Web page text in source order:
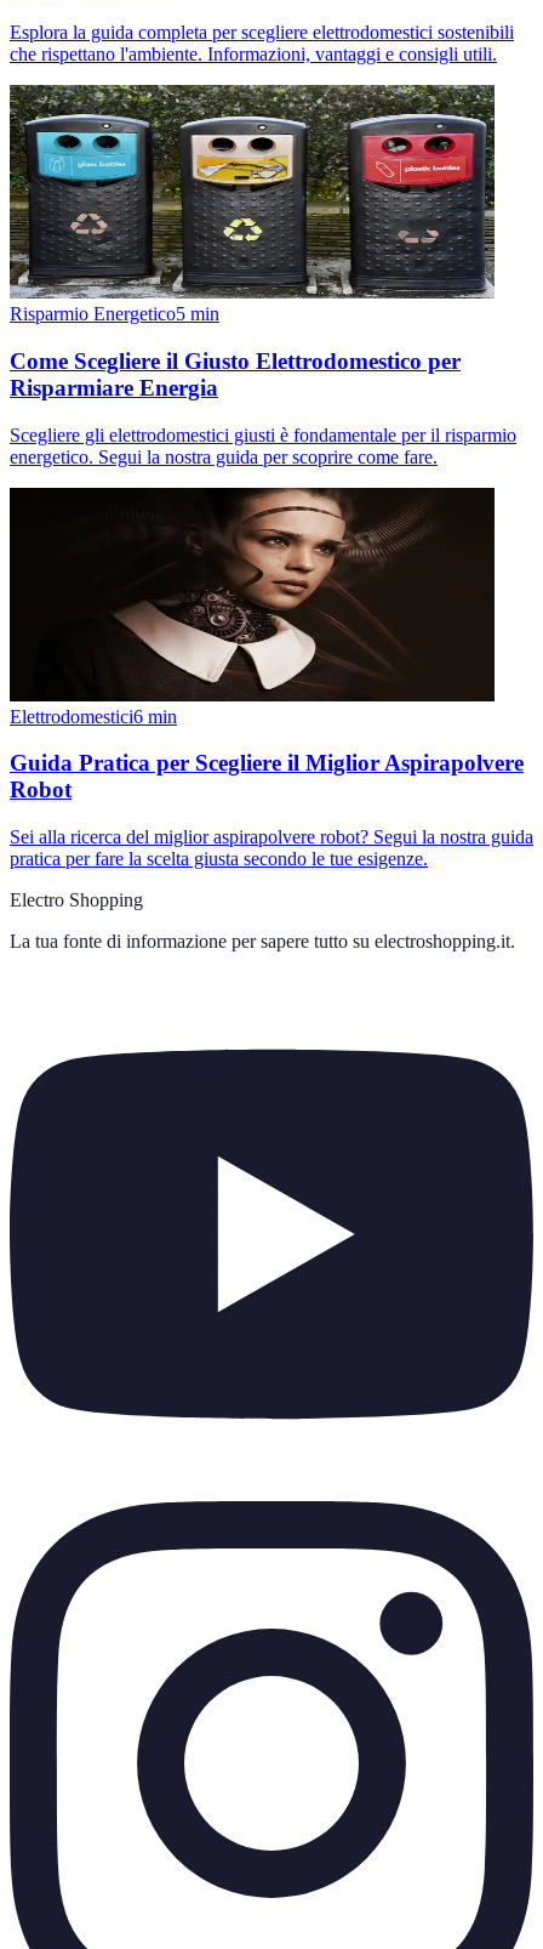
Esplora la guida completa per scegliere elettrodomestici sostenibili
che rispettano l'ambiente. Informazioni, vantaggi e consigli utili.
Risparmio Energetico5 min
Come Scegliere il Giusto Elettrodomestico per
Risparmiare Energia
Scegliere gli elettrodomestici giusti è fondamentale per il risparmio
energetico. Segui la nostra guida per scoprire come fare.
Elettrodomestici6 min
Guida Pratica per Scegliere il Miglior Aspirapolvere
Robot
Sei alla ricerca del miglior aspirapolvere robot? Segui la nostra guida
pratica per fare la scelta giusta secondo le tue esigenze.
Electro Shopping
La tua fonte di informazione per sapere tutto su electroshopping.it.